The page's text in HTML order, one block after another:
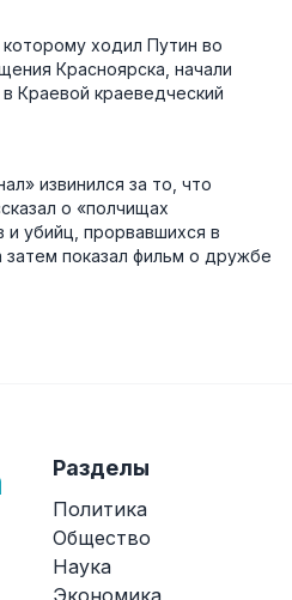
ходил Путин во
Красноярска, начали
Краевой краеведческий
извинился за то, что
о «полчищах
и убийц, прорвавшихся в
затем показал фильм о дружбе
Разделы
Политика
Общество
Наука
Экономика